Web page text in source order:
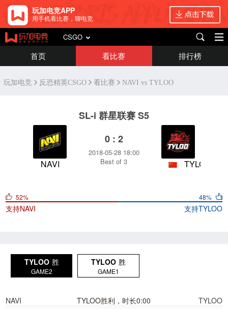
玩加电竞APP
用手机看比赛，聊电竞
CSGO
首页 看比赛 排行榜
玩加电竞 反恐精英CSGO 看比赛 NAVI vs TYLOO
SL-i 群星联赛 S5
NAVI
0 : 2
2018-05-28 18:00
Best of 3
TYLOO
48%
支持TYLOO
52%
支持NAVI
TYLOO 胜
GAME2
TYLOO 胜
GAME1
NAVI TYLOO胜利，时长0:00 TYLOO